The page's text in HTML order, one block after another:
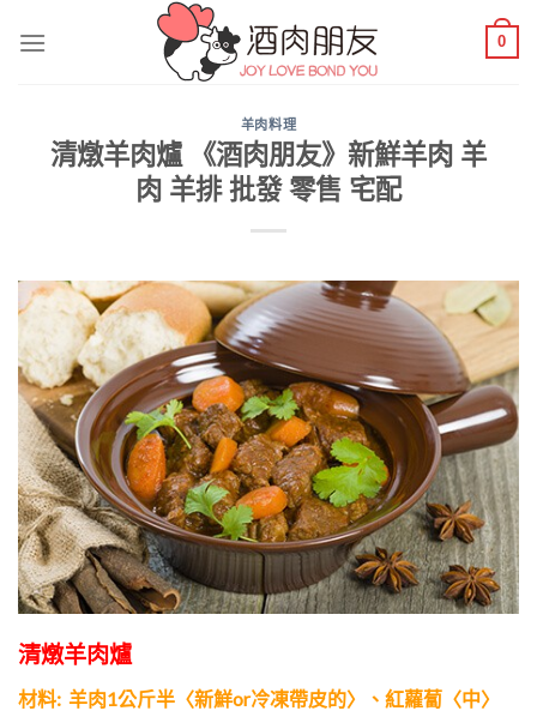
0
羊肉料理
清燉羊肉爐 《酒肉朋友》新鮮羊肉 羊
肉 羊排 批發 零售 宅配
清燉羊肉爐
材料: 羊肉1公斤半〈新鮮or冷凍帶皮的〉、紅蘿蔔〈中〉